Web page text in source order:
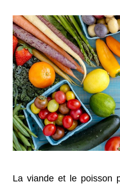
La viande et le poisson